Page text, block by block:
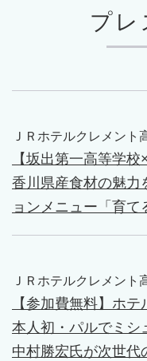
プレ
ＪＲホテルクレメント
【坂出第一高等学
香川県産食材の魅力
ョンメニュー「育て
ＪＲホテルクレメント
【参加費無料】ホ
本人初・パルでミシ
中村勝宏氏が次世代